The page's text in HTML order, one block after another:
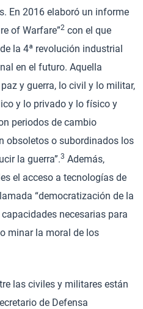
En 2016 elaboró un informe
of Warfare”2 con el que
la 4ª revolución industrial
en el futuro. Aquella
y guerra, lo civil y lo militar,
y lo privado y lo físico y
periodos de cambio
obsoletos o subordinados los
la guerra”.3 Además,
el acceso a tecnologías de
“democratización de la
necesarias para
minar la moral de los
las civiles y militares están
de Defensa